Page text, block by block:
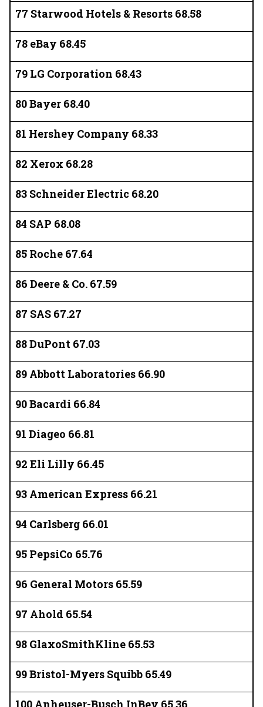
77 Starwood Hotels & Resorts 68.58
78 eBay 68.45
79 LG Corporation 68.43
80 Bayer 68.40
81 Hershey Company 68.33
82 Xerox 68.28
83 Schneider Electric 68.20
84 SAP 68.08
85 Roche 67.64
86 Deere & Co. 67.59
87 SAS 67.27
88 DuPont 67.03
89 Abbott Laboratories 66.90
90 Bacardi 66.84
91 Diageo 66.81
92 Eli Lilly 66.45
93 American Express 66.21
94 Carlsberg 66.01
95 PepsiCo 65.76
96 General Motors 65.59
97 Ahold 65.54
98 GlaxoSmithKline 65.53
99 Bristol-Myers Squibb 65.49
100 Anheuser-Busch InBev 65.36